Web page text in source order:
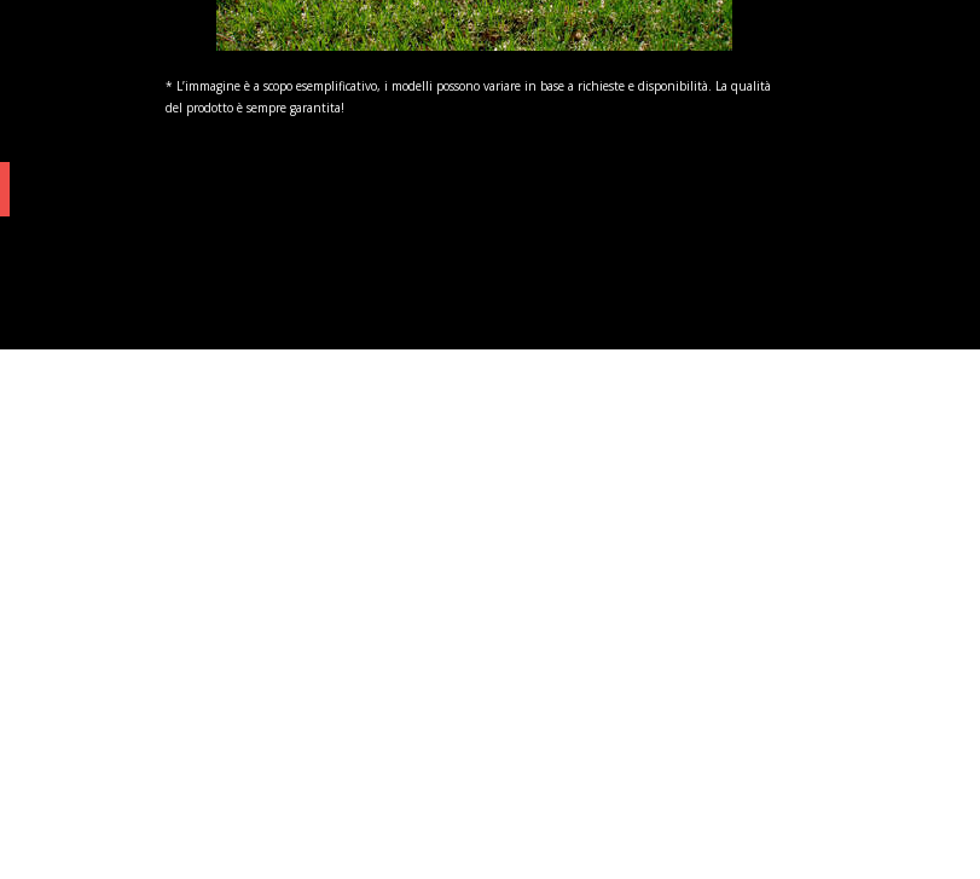
* L’immagine è a scopo esemplificativo, i modelli possono variare in base a richieste e disponibilità. La qualità
del prodotto è sempre garantita!